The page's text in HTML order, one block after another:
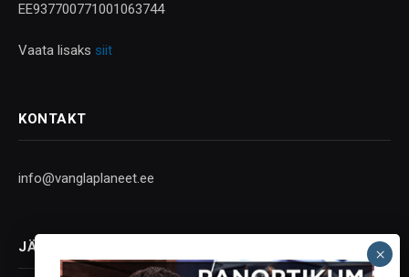
EE937700771001063744
Vaata lisaks siit
KONTAKT
info@vanglaplaneet.ee
JÄLGI SOTSIAALMEEDIAS